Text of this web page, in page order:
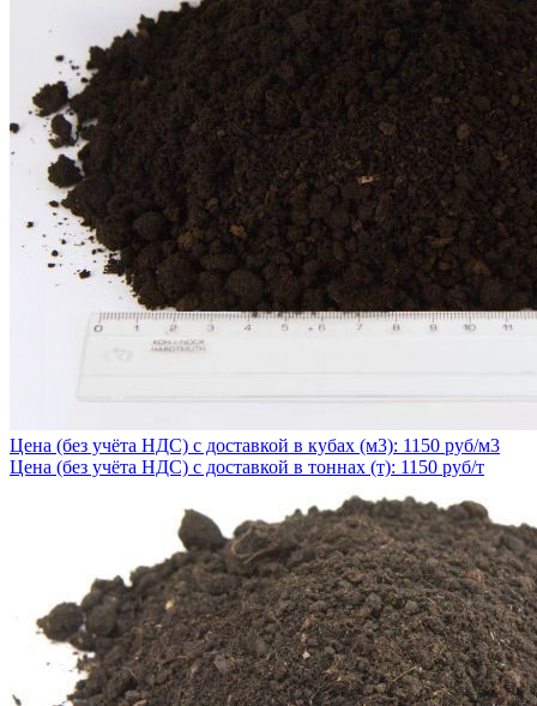
Цена (без учёта НДС) с доставкой в кубах (м3): 1150 руб/м3
Цена (без учёта НДС) с доставкой в тоннах (т): 1150 руб/т